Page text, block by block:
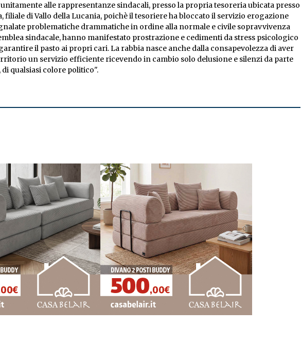
alle rappresentanze sindacali, presso la propria tesoreria ubicata presso
filiale di Vallo della Lucania, poichè il tesoriere ha bloccato il servizio erogazione
problematiche drammatiche in ordine alla normale e civile sopravvivenza
sindacale, hanno manifestato prostrazione e cedimenti da stress psicologico
il pasto ai propri cari. La rabbia nasce anche dalla consapevolezza di aver
un servizio efficiente ricevendo in cambio solo delusione e silenzi da parte
qualsiasi colore politico".